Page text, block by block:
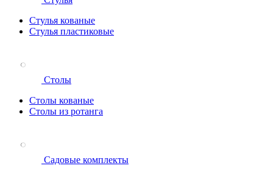
Стулья кованые
Стулья пластиковые
Столы
Столы кованые
Столы из ротанга
Садовые комплекты